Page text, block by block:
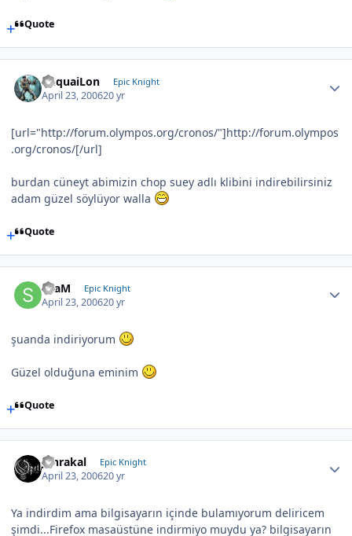
Quote
YuquaiLon Epic Knight
April 23, 200620 yr
[url="http://forum.olympos.org/cronos/"]http://forum.olympos
.org/cronos/[/url]
burdan cüneyt abimizin chop suey adlı klibini indirebilirsiniz
adam güzel söylüyor walla
Quote
SLaM Epic Knight
April 23, 200620 yr
şuanda indiriyorum
Güzel olduğuna eminim
Quote
Jahrakal Epic Knight
April 23, 200620 yr
Ya indirdim ama bilgisayarın içinde bulamıyorum deliricem
şimdi...Firefox masaüstüne indirmiyo muydu ya? bilgisayarın